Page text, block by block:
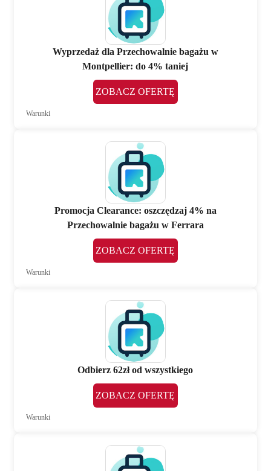
Wyprzedaż dla Przechowalnie bagażu w
Montpellier: do 4% taniej
ZOBACZ OFERTĘ
Warunki
Promocja Clearance: oszczędzaj 4% na
Przechowalnie bagażu w Ferrara
ZOBACZ OFERTĘ
Warunki
Odbierz 62zł od wszystkiego
ZOBACZ OFERTĘ
Warunki